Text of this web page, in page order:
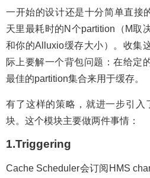
一开始的设计还是十分简单直接
天里最耗时的N个partition（M取
和你的Alluxio缓存大小）。收集
际上要解一个背包问题：在给定
最佳的partition集合来用于缓存。
有了这样的策略，就进一步引入
块。这个模块主要做两件事情：
1.Triggering
Cache Scheduler会订阅HMS